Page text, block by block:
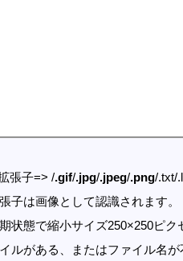
張子=> /.gif/.jpg/.jpeg/.png/.txt/
子は画像として認識されます。
状態で縮小サイズ250×250ピク
ルがある、またはファイル名が